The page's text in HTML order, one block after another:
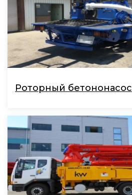
Роторный бетононасос